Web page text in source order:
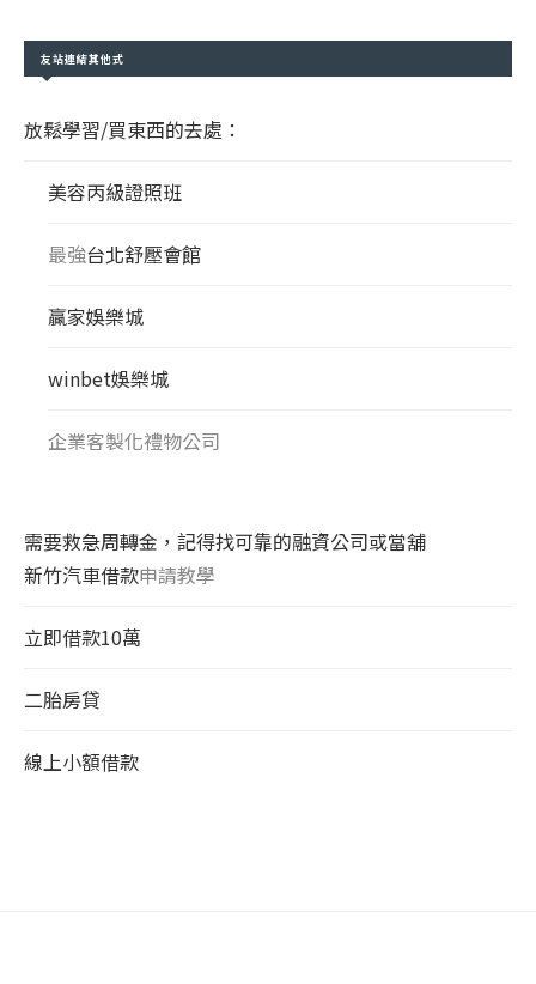
友站連結其他式
放鬆學習/買東西的去處：
美容丙級證照班
最強台北舒壓會館
贏家娛樂城
winbet娛樂城
企業客製化禮物公司
需要救急周轉金，記得找可靠的融資公司或當舖
新竹汽車借款申請教學
立即借款10萬
二胎房貸
線上小額借款